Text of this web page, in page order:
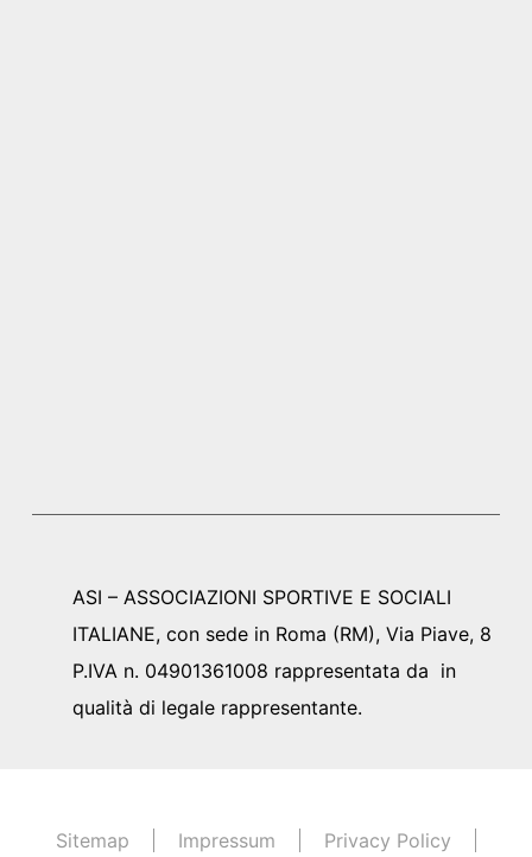
ASI – ASSOCIAZIONI SPORTIVE E SOCIALI
ITALIANE, con sede in Roma (RM), Via Piave, 8
P.IVA n. 04901361008 rappresentata da in
qualità di legale rappresentante.
Sitemap Impressum
Privacy Policy